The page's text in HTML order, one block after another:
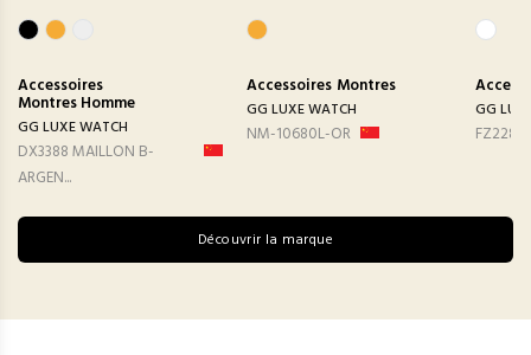
Accessoires
Montres Homme
GG LUXE WATCH
DX3388 MAILLON B-
ARGEN...
Accessoires Montres
GG LUXE WATCH
NM-10680L-OR
GG
FZ2282
Découvrir la marque